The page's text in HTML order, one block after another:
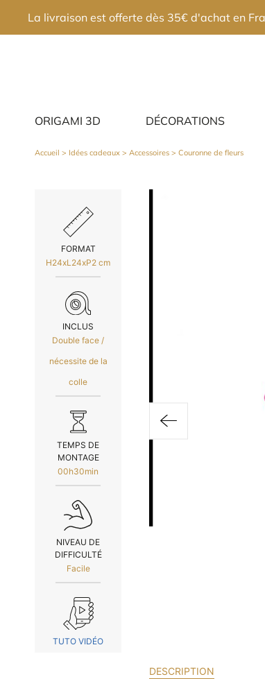
ORIGAMI 3D DÉCORATIONS
La livraison est offerte dès 35€ d'achat en
Accueil > Idées cadeaux > Accessoires > Couronne de fleurs
FORMAT
H24xL24xP2 cm
INCLUS
Double face /
nécessite de la
colle
TEMPS DE
MONTAGE
00h30min
NIVEAU DE
DIFFICULTÉ
Facile
TUTO VIDÉO
DESCRIPTION
×